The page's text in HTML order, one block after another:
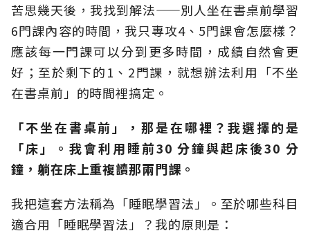
苦思幾天後，我找到解法——別人坐在書桌前學習
6門課內容的時間，我只專攻4、5門課會怎麼樣？
應該每一門課可以分到更多時間，成績自然會更
好；至於剩下的1、2門課，就想辦法利用「不坐
在書桌前」的時間裡搞定。
「不坐在書桌前」，那是在哪裡？我選擇的是
「床」。我會利用睡前30 分鐘與起床後30 分
鐘，躺在床上重複讀那兩門課。
我把這套方法稱為「睡眠學習法」。至於哪些科目
適合用「睡眠學習法」？我的原則是：